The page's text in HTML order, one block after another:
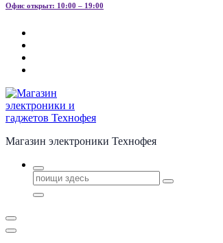
Офис открыт: 10:00 – 19:00
Магазин электроники Технофея
Поиск
для: